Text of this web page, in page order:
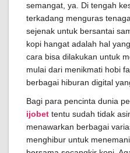
semangat, ya. Di tengah
terkadang menguras
sejenak untuk bersantai
kopi hangat adalah hal
cara bisa dilakukan untuk
mulai dari menikmati hobi
berbagai hiburan digital
Bagi para pencinta dunia
ijobet tentu sudah tidak
menawarkan berbagai
menghibur untuk